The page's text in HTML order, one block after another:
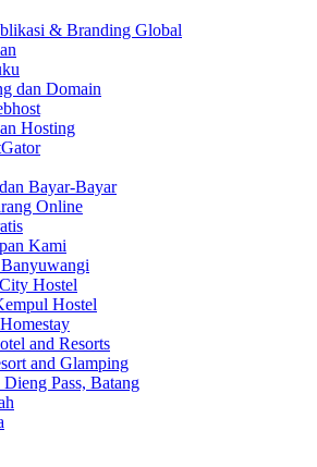
& Branding Global
dan Domain
Hosting
Bayar-Bayar
Online
Kami
Hostel
Hostel
and Resorts
and Glamping
Pass, Batang